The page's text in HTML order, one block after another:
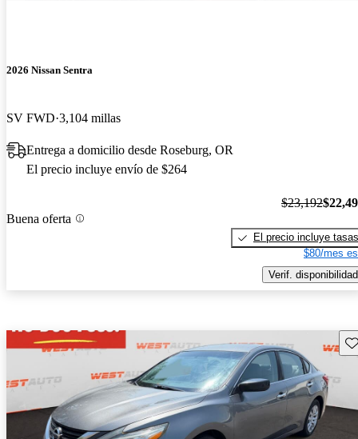
2026 Nissan Sentra
SV FWD 3,104 millas
Entrega a domicilio desde Roseburg, OR
El precio incluye envío de $264
Buena oferta
$23,192
El precio incluye tasas
$80/mes
Verif. disponibilidad